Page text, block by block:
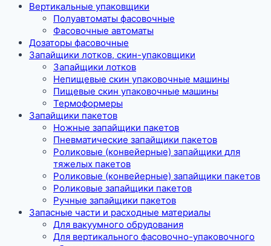
Вертикальные упаковщики
Полуавтоматы фасовочные
Фасовочные автоматы
Дозаторы фасовочные
Запайщики лотков, скин-упаковщики
Запайщики лотков
Непищевые скин упаковочные машины
Пищевые скин упаковочные машины
Термоформеры
Запайщики пакетов
Ножные запайщики пакетов
Пневматические запайщики пакетов
Роликовые (конвейерные) запайщики для
тяжелых пакетов
Роликовые (конвейерные) запайщики пакетов
Роликовые запайщики пакетов
Ручные запайщики пакетов
Запасные части и расходные материалы
Для вакуумного обрудования
Для вертикального фасовочно-упаковочного